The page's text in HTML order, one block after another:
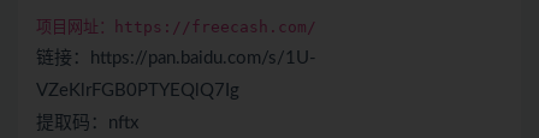
项目网址：https://freecash.com/
链接：https://pan.baidu.com/s/1U-
VZeKlrFGB0PTYEQlQ7Ig
提取码：nftx